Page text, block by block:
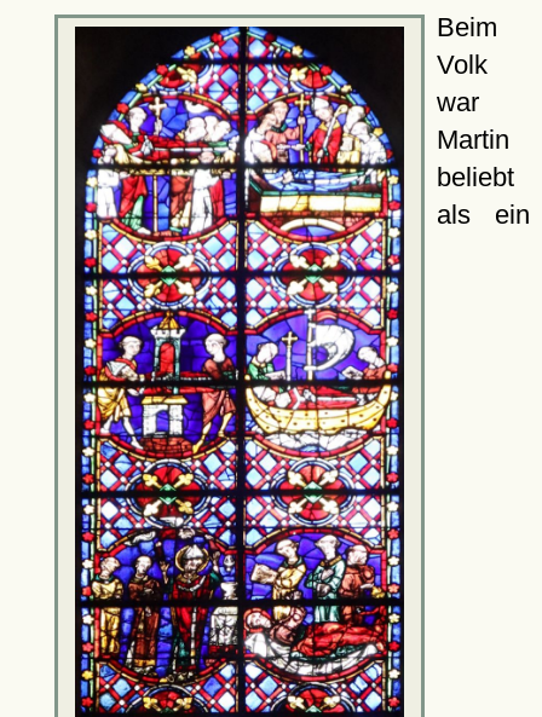
Beim
Volk
war
Martin
beliebt
als ein